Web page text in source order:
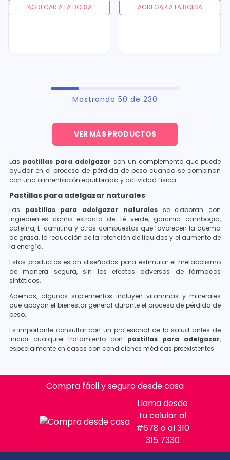
AGREGAR A LA BOLSA AGREGAR A LA BOLSA
Mostrando 50 de 230
Las pastillas para adelgazar son un complemento que puede
ayudar en el proceso de pérdida de peso cuando se combinan
con una alimentación equilibrada y actividad física.
Pastillas para adelgazar naturales
Las pastillas para adelgazar naturalesse elaboran con
ingredientes como extracto de té verde, garcinia cambogia,
cafeína, L-carnitina y otros compuestos que favorecen la quema
de grasa, la reducción de la retención de líquidos y el aumento de
la energía.
Estos productos están diseñados para estimular el metabolismo
de manera segura, sin los efectos adversos de fármacos
sintéticos.
Además, algunos suplementos incluyen vitaminas y minerales
que apoyan el bienestar general durante el proceso de pérdida de
peso.
Es importante consultar con un profesional de la salud antes de
iniciar cualquier tratamiento con pastillas para adelgazar,
especialmente en casos con condiciones médicas preexistentes.
Compra fácil y seguro desde casa
Llama desde
tu celular al
#678 o al 310
315 7330